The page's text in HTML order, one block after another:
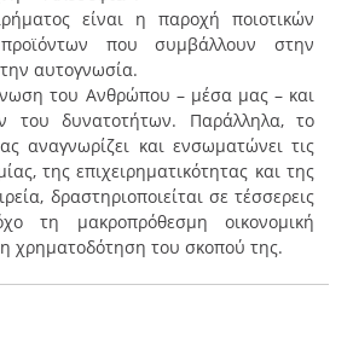
είναι η παροχή ποιοτικών
που συμβάλλουν στην
αυτογνωσία.
του Ανθρώπου – μέσα μας – και
του δυνατοτήτων. Παράλληλα, το
αναγνωρίζει και ενσωματώνει τις
της επιχειρηματικότητας και της
δραστηριοποιείται σε τέσσερεις
τη μακροπρόθεσμη οικονομική
χρηματοδότηση του σκοπού της.